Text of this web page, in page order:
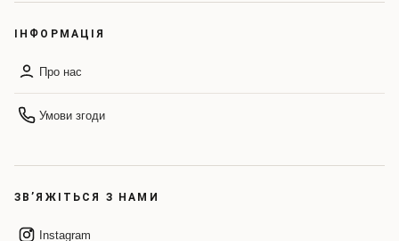
ІНФОРМАЦІЯ
Про нас
Умови згоди
ЗВ’ЯЖІТЬСЯ З НАМИ
Instagram